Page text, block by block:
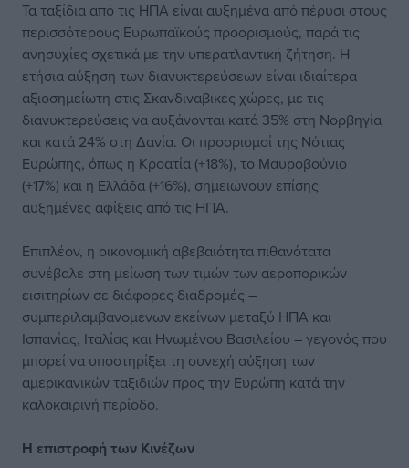
Τα ταξίδια από τις ΗΠΑ είναι αυξημένα από πέρυσι στους
περισσότερους Ευρωπαϊκούς προορισμούς, παρά τις
ανησυχίες σχετικά με την υπερατλαντική ζήτηση. Η
ετήσια αύξηση των διανυκτερεύσεων είναι ιδιαίτερα
αξιοσημείωτη στις Σκανδιναβικές χώρες, με τις
διανυκτερεύσεις να αυξάνονται κατά 35% στη Νορβηγία
και κατά 24% στη Δανία. Οι προορισμοί της Νότιας
Ευρώπης, όπως η Κροατία (+18%), το Μαυροβούνιο
(+17%) και η Ελλάδα (+16%), σημειώνουν επίσης
αυξημένες αφίξεις από τις ΗΠΑ.
Επιπλέον, η οικονομική αβεβαιότητα πιθανότατα
συνέβαλε στη μείωση των τιμών των αεροπορικών
εισιτηρίων σε διάφορες διαδρομές –
συμπεριλαμβανομένων εκείνων μεταξύ ΗΠΑ και
Ισπανίας, Ιταλίας και Ηνωμένου Βασιλείου – γεγονός που
μπορεί να υποστηρίξει τη συνεχή αύξηση των
αμερικανικών ταξιδιών προς την Ευρώπη κατά την
καλοκαιρινή περίοδο.
Η επιστροφή των Κινέζων